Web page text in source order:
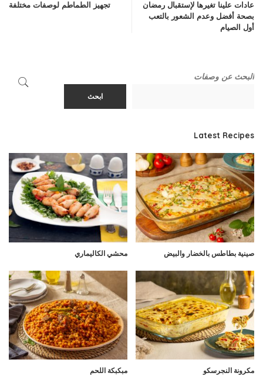
عادات علينا تغيرها لإستقبال رمضان
بصحة أفضل وعدم الشعور بالتعب
أول الصيام
تجهيز الطماطم لوصفات مختلفة
البحث عن وصفات
ابحث
Latest Recipes
صينية بطاطس بالخضار والبيض محشي الكاليماري
مكرونة النجرسكو مبكبكة اللحم